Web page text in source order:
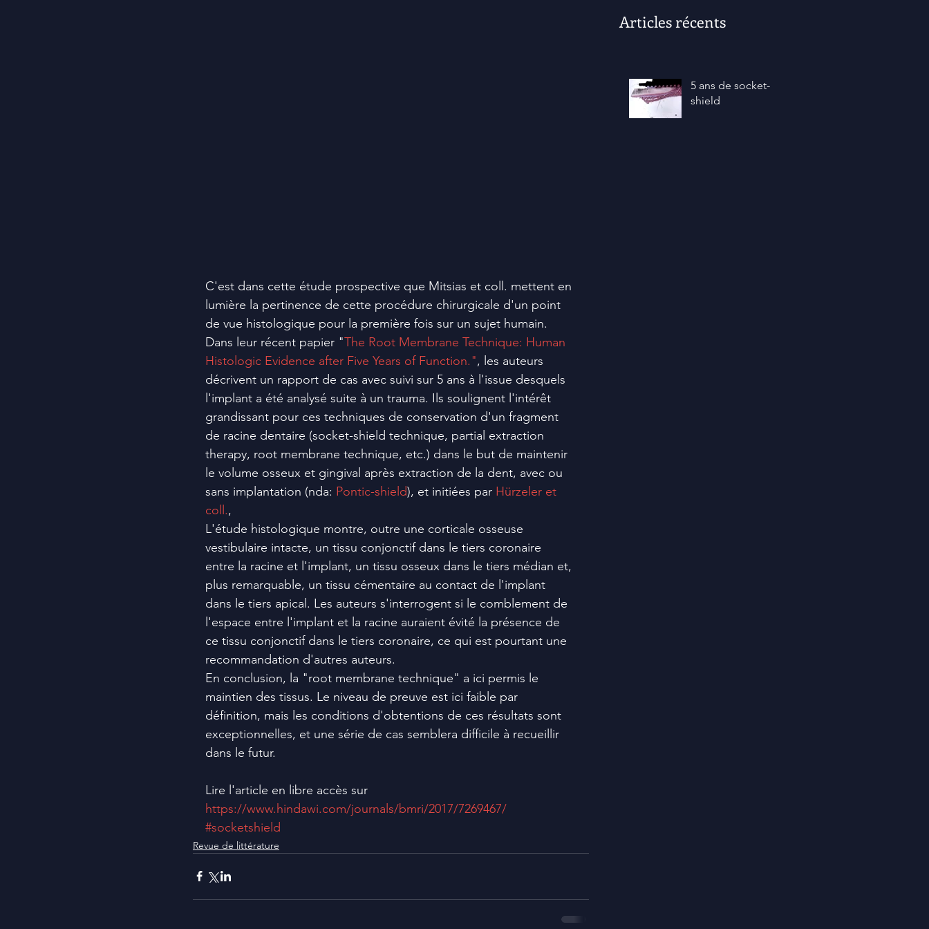
C'est dans cette étude prospective que Mitsias et coll. mettent en
lumière la pertinence de cette procédure chirurgicale d'un point
de vue histologique pour la première fois sur un sujet humain.
Dans leur récent papier "The Root Membrane Technique: Human
Histologic Evidence after Five Years of Function.", les auteurs
décrivent un rapport de cas avec suivi sur 5 ans à l'issue desquels
l'implant a été analysé suite à un trauma. Ils soulignent l'intérêt
grandissant pour ces techniques de conservation d'un fragment
de racine dentaire (socket-shield technique, partial extraction
therapy, root membrane technique, etc.) dans le but de maintenir
le volume osseux et gingival après extraction de la dent, avec ou
sans implantation (nda: Pontic-shield), et initiées par Hürzeler et
coll.,
L'étude histologique montre, outre une corticale osseuse
vestibulaire intacte, un tissu conjonctif dans le tiers coronaire
entre la racine et l'implant, un tissu osseux dans le tiers médian et,
plus remarquable, un tissu cémentaire au contact de l'implant
dans le tiers apical. Les auteurs s'interrogent si le comblement de
l'espace entre l'implant et la racine auraient évité la présence de
ce tissu conjonctif dans le tiers coronaire, ce qui est pourtant une
recommandation d'autres auteurs.
En conclusion, la "root membrane technique" a ici permis le
maintien des tissus. Le niveau de preuve est ici faible par
définition, mais les conditions d'obtentions de ces résultats sont
exceptionnelles, et une série de cas semblera difficile à recueillir
dans le futur.
Lire l'article en libre accès sur
https://www.hindawi.com/journals/bmri/2017/7269467/
#socketshield
Revue de littérature
Articles récents
5 ans de socket-
shield